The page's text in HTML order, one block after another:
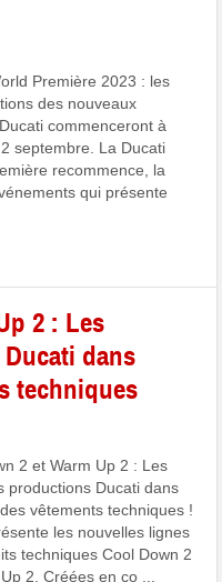
Première 2023 : les
des nouveaux
commenceront à
septembre. La Ducati
recommence, la
qui présente
2 : Les
dans
techniques
2 et Warm Up 2 : Les
productions Ducati dans
vêtements techniques !
les nouvelles lignes
techniques Cool Down 2
2. Créées en co ...